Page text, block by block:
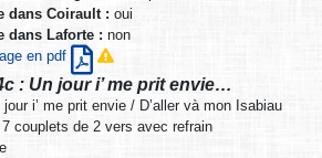
dans Coirault : oui
dans Laforte : non
en pdf
: Un jour i’ me prit envie…
jour i’ me prit envie / D’aller và mon Isabiau
7 couplets de 2 vers avec refrain